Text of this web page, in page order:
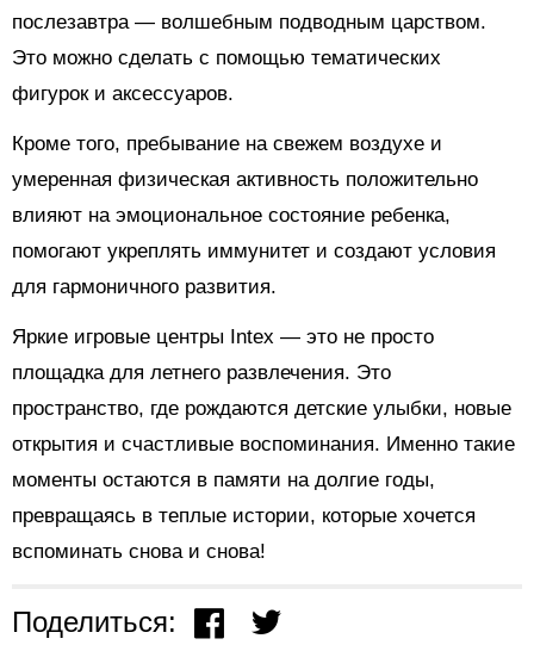
послезавтра — волшебным подводным царством.
Это можно сделать с помощью тематических
фигурок и аксессуаров.
Кроме того, пребывание на свежем воздухе и
умеренная физическая активность положительно
влияют на эмоциональное состояние ребенка,
помогают укреплять иммунитет и создают условия
для гармоничного развития.
Яркие игровые центры Intex — это не просто
площадка для летнего развлечения. Это
пространство, где рождаются детские улыбки, новые
открытия и счастливые воспоминания. Именно такие
моменты остаются в памяти на долгие годы,
превращаясь в теплые истории, которые хочется
вспоминать снова и снова!
Поделиться: